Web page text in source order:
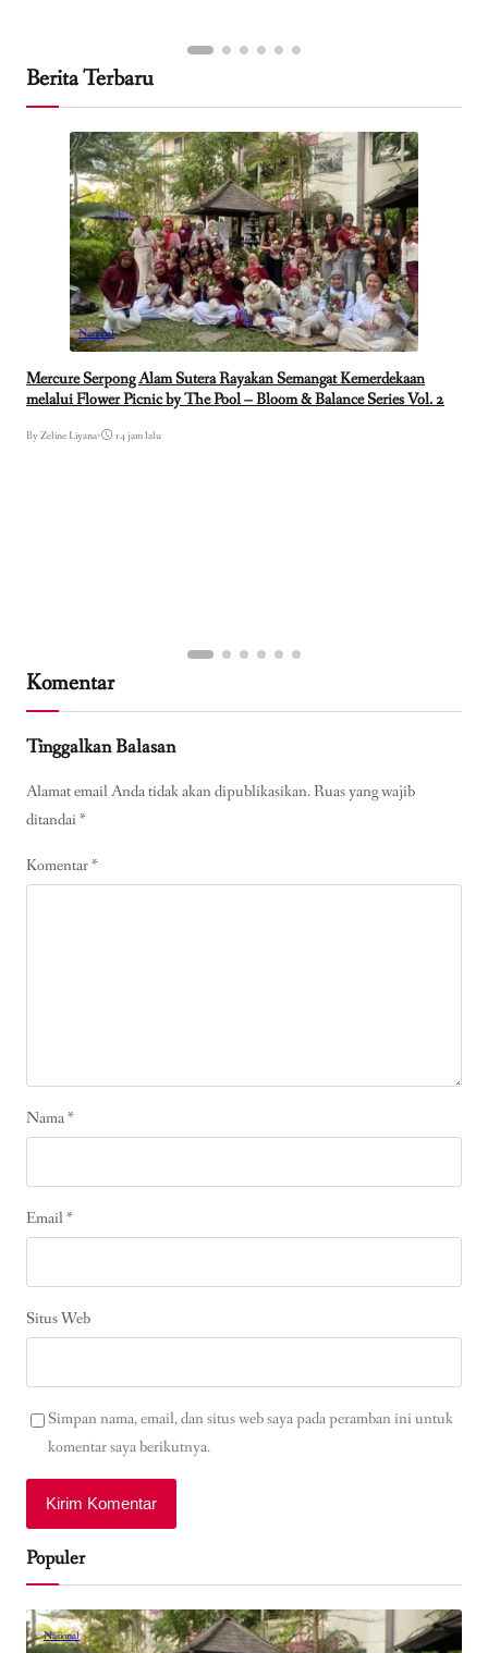
Berita Terbaru
Nasional
Mercure Serpong Alam Sutera Rayakan Semangat Kemerdekaan
melalui Flower Picnic by The Pool – Bloom & Balance Series Vol. 2
By Zeline Liyana• 14 jam lalu
Komentar
Tinggalkan Balasan
Alamat email Anda tidak akan dipublikasikan.Ruas yang wajib
ditandai*
Komentar*
Nama*
Email*
Situs Web
Simpan nama, email, dan situs web saya pada peramban ini untuk
komentar saya berikutnya.
Populer
Nasional